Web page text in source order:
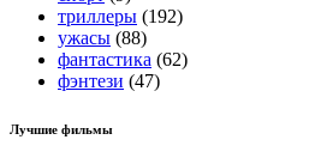
триллеры (192)
ужасы (88)
фантастика (62)
фэнтези (47)
Лучшие фильмы